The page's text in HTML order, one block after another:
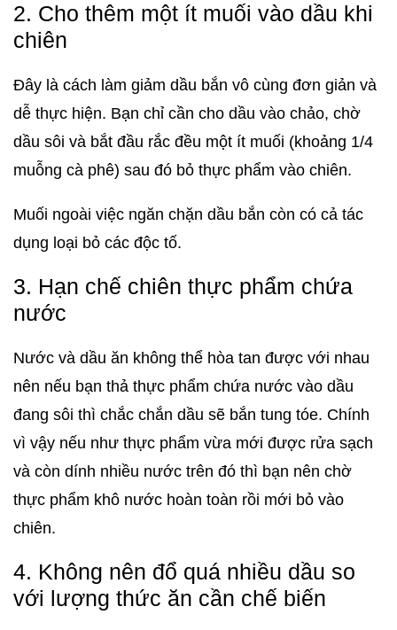
2. Cho thêm một ít muối vào dầu khi
chiên
Đây là cách làm giảm dầu bắn vô cùng đơn giản và
dễ thực hiện. Bạn chỉ cần cho dầu vào chảo, chờ
dầu sôi và bắt đầu rắc đều một ít muối (khoảng 1/4
muỗng cà phê) sau đó bỏ thực phẩm vào chiên.
Muối ngoài việc ngăn chặn dầu bắn còn có cả tác
dụng loại bỏ các độc tố.
3. Hạn chế chiên thực phẩm chứa
nước
Nước và dầu ăn không thể hòa tan được với nhau
nên nếu bạn thả thực phẩm chứa nước vào dầu
đang sôi thì chắc chắn dầu sẽ bắn tung tóe. Chính
vì vậy nếu như thực phẩm vừa mới được rửa sạch
và còn dính nhiều nước trên đó thì bạn nên chờ
thực phẩm khô nước hoàn toàn rồi mới bỏ vào
chiên.
4. Không nên đổ quá nhiều dầu so
với lượng thức ăn cần chế biến